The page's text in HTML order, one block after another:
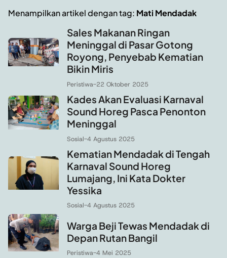
Menampilkan artikel dengan tag: Mati Mendadak
Sales Makanan Ringan
Meninggal di Pasar Gotong
Royong, Penyebab Kematian
Bikin Miris
Peristiwa-22 Oktober 2025
Kades Akan Evaluasi Karnaval
Sound Horeg Pasca Penonton
Meninggal
Sosial-4 Agustus 2025
Kematian Mendadak di Tengah
Karnaval Sound Horeg
Lumajang, Ini Kata Dokter
Yessika
Sosial-4 Agustus 2025
Warga Beji Tewas Mendadak di
Depan Rutan Bangil
Peristiwa-4 Mei 2025